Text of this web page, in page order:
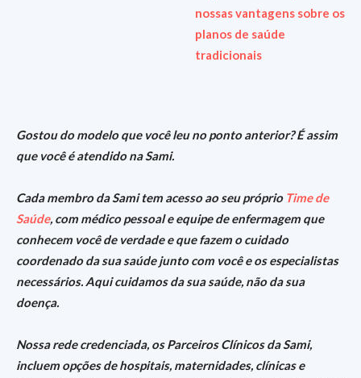
nossas vantagens sobre os
planos de saúde
tradicionais
Gostou do modelo que você leu no ponto anterior? É assim
que você é atendido na Sami.
Cada membro da Sami tem acesso ao seu próprio Time de
Saúde, com médico pessoal e equipe de enfermagem que
conhecem você de verdade e que fazem o cuidado
coordenado da sua saúde junto com você e os especialistas
necessários. Aqui cuidamos da sua saúde, não da sua
doença.
Nossa rede credenciada, os Parceiros Clínicos da Sami,
incluem opções de hospitais, maternidades, clínicas e